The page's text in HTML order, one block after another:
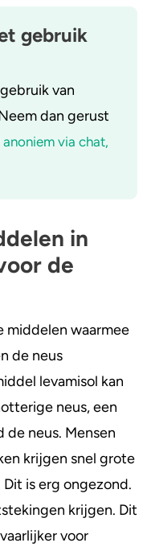
gebruik
van
dan gerust
via chat,
in
de
middelen waarmee
de neus
levamisol kan
neus, een
de neus. Mensen
krijgen snel grote
is erg ongezond.
krijgen. Dit
voor